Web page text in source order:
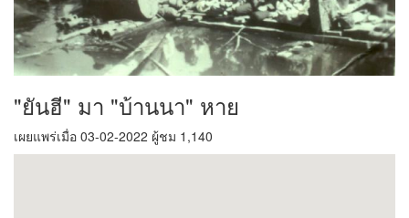
"ยันฮี" มา "บ้านนา" หาย
เผยแพร่เมื่อ 03-02-2022 ผู้ชม 1,140